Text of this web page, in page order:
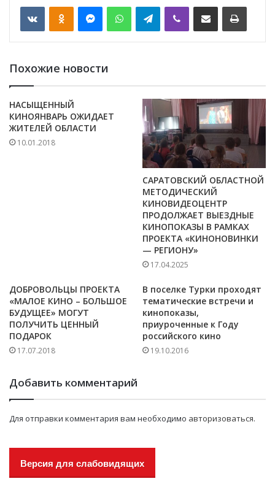
VKontakte WhatsApp Telegram
Похожие новости
НАСЫЩЕННЫЙ
КИНОЯНВАРЬ ОЖИДАЕТ
ЖИТЕЛЕЙ ОБЛАСТИ
10.01.2018
САРАТОВСКИЙ ОБЛАСТНОЙ
МЕТОДИЧЕСКИЙ
КИНОВИДЕОЦЕНТР
ПРОДОЛЖАЕТ ВЫЕЗДНЫЕ
КИНОПОКАЗЫ В РАМКАХ
ПРОЕКТА «КИНОНОВИНКИ
— РЕГИОНУ»
17.04.2025
ДОБРОВОЛЬЦЫ ПРОЕКТА
«МАЛОЕ КИНО – БОЛЬШОЕ
БУДУЩЕЕ» МОГУТ
ПОЛУЧИТЬ ЦЕННЫЙ
ПОДАРОК
17.07.2018
В поселке Турки проходят
тематические встречи и
кинопоказы,
приуроченные к Году
российского кино
19.10.2016
Добавить комментарий
Для отправки комментария вам необходимо авторизоваться.
Версия для слабовидящих